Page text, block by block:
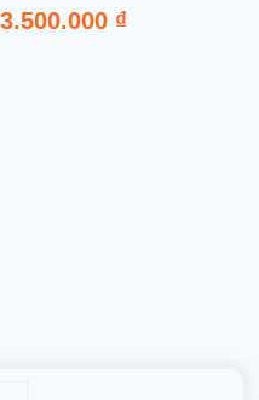
3.500.000 ₫